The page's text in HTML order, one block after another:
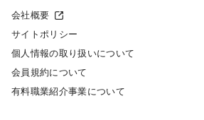
クリニックの開業スタイル
クリニック開業までの流れ
開業支援事例
非常勤求人検索
スポット求人検索
採用をお考えの医療機関の方
会社概要
サイトポリシー
個人情報の取り扱いについて
会員規約について
有料職業紹介事業について